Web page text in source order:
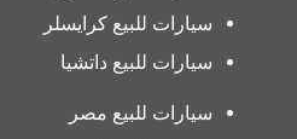
سيارات للبيع كرايسلر
سيارات للبيع داتشيا
سيارات للبيع مصر